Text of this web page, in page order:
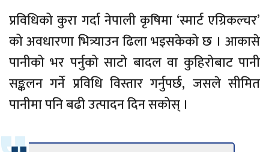
प्रविधिको कुरा गर्दा नेपाली कृषिमा ‘स्मार्ट एग्रिकल्चर’
को अवधारणा भित्र्याउन ढिला भइसकेको छ । आकासे
पानीको भर पर्नुको साटो बादल वा कुहिरोबाट पानी
सङ्कलन गर्ने प्रविधि विस्तार गर्नुपर्छ, जसले सीमित
पानीमा पनि बढी उत्पादन दिन सकोस् ।